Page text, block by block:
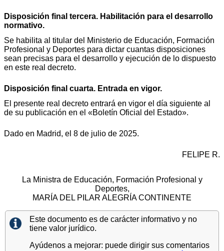
Disposición final tercera. Habilitación para el desarrollo
normativo.
Se habilita al titular del Ministerio de Educación, Formación
Profesional y Deportes para dictar cuantas disposiciones
sean precisas para el desarrollo y ejecución de lo dispuesto
en este real decreto.
Disposición final cuarta. Entrada en vigor.
El presente real decreto entrará en vigor el día siguiente al
de su publicación en el «Boletín Oficial del Estado».
Dado en Madrid, el 8 de julio de 2025.
FELIPE R.
La Ministra de Educación, Formación Profesional y
Deportes,
MARÍA DEL PILAR ALEGRÍA CONTINENTE
Este documento es de carácter informativo y no
tiene valor jurídico.
Ayúdenos a mejorar: puede dirigir sus comentarios